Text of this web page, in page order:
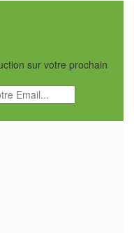
sur votre prochain